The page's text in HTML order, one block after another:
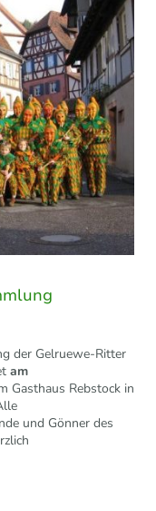
der Gelruewe-Ritter
am
Gasthaus Rebstock in
und Gönner des